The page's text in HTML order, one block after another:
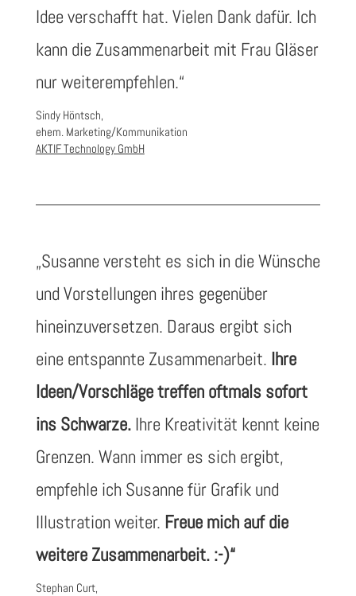
Idee verschafft hat. Vielen Dank dafür. Ich
kann die Zusammenarbeit mit Frau Gläser
nur weiterempfehlen.“
Sindy Höntsch,
ehem. Marketing/Kommunikation
AKTIF Technology GmbH
„Susanne versteht es sich in die Wünsche
und Vorstellungen ihres gegenüber
hineinzuversetzen. Daraus ergibt sich
eine entspannte Zusammenarbeit. Ihre
Ideen/Vorschläge treffen oftmals sofort
ins Schwarze.Ihre Kreativität kennt keine
Grenzen. Wann immer es sich ergibt,
empfehle ich Susanne für Grafik und
Illustration weiter. Freue mich auf die
weitere Zusammenarbeit. :-)“
Stephan Curt,